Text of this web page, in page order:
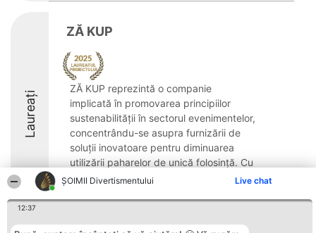
ŞOIMII Divertismentului Live chat
12:37
Laureați
ZĂ KUP
ZĂ KUP reprezintă o companie
implicată în promovarea principiilor
sustenabilității în sectorul evenimentelor,
concentrându-se asupra furnizării de
soluții inovatoare pentru diminuarea
utilizării paharelor de unică folosință. Cu
sediul în Brașov, ...